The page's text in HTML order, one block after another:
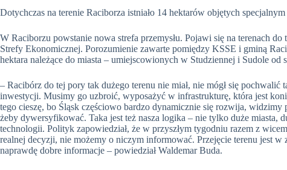
Dotychczas na terenie Raciborza istniało 14 hektarów objętych
W Raciborzu powstanie nowa strefa przemysłu. Pojawi się na terenach
Strefy Ekonomicznej. Porozumienie zawarte pomiędzy KSSE i gminą
hektara należące do miasta – umiejscowionych w Studziennej i Sudole
– Racibórz do tej pory tak dużego terenu nie miał, nie mógł się
inwestycji. Musimy go uzbroić, wyposażyć w infrastrukturę, która jest
tego cieszę, bo Śląsk częściowo bardzo dynamicznie się rozwija,
żeby dywersyfikować. Taka jest też nasza logika – nie tylko duże
technologii. Polityk zapowiedział, że w przyszłym tygodniu razem z
realnej decyzji, nie możemy o niczym informować. Przejęcie terenu jest
naprawdę dobre informacje – powiedział Waldemar Buda.